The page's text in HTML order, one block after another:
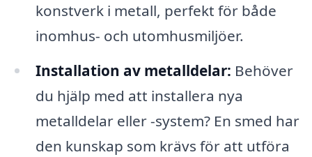
konstverk i metall, perfekt för både
inomhus- och utomhusmiljöer.
Installation av metalldelar: Behöver
du hjälp med att installera nya
metalldelar eller -system? En smed har
den kunskap som krävs för att utföra